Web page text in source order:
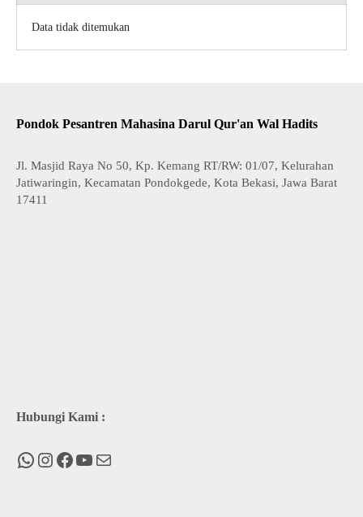
Data tidak ditemukan
Pondok Pesantren Mahasina Darul Qur'an Wal Hadits
Jl. Masjid Raya No 50, Kp. Kemang RT/RW: 01/07, Kelurahan
Jatiwaringin, Kecamatan Pondokgede, Kota Bekasi, Jawa Barat
17411
Hubungi Kami :
WhatsApp
Instagram
Facebook
You Tube
Mail